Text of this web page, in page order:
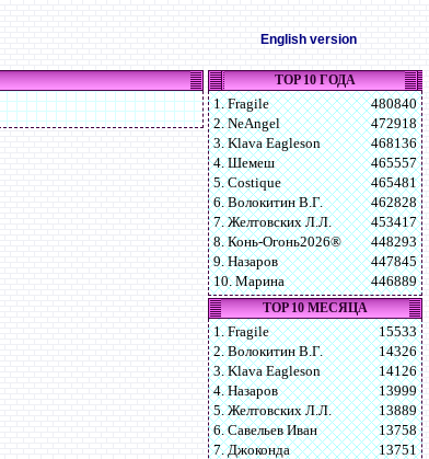
English version
TOP 10 ГОДА
1. Fragile
480840
2. NeAngel
472918
3. Klava Eagleson
468136
4. Шемеш
465557
5. Costique
465481
6. Волокитин В.Г.
462828
7. Желтовских Л.Л.
453417
8. Конь-Огонь2026®
448293
9. Назаров
447845
10. Марина
446889
TOP 10 МЕСЯЦА
1. Fragile
15533
2. Волокитин В.Г.
14326
3. Klava Eagleson
14126
4. Назаров
13999
5. Желтовских Л.Л.
13889
6. Савельев Иван
13758
7. Джоконда
13751